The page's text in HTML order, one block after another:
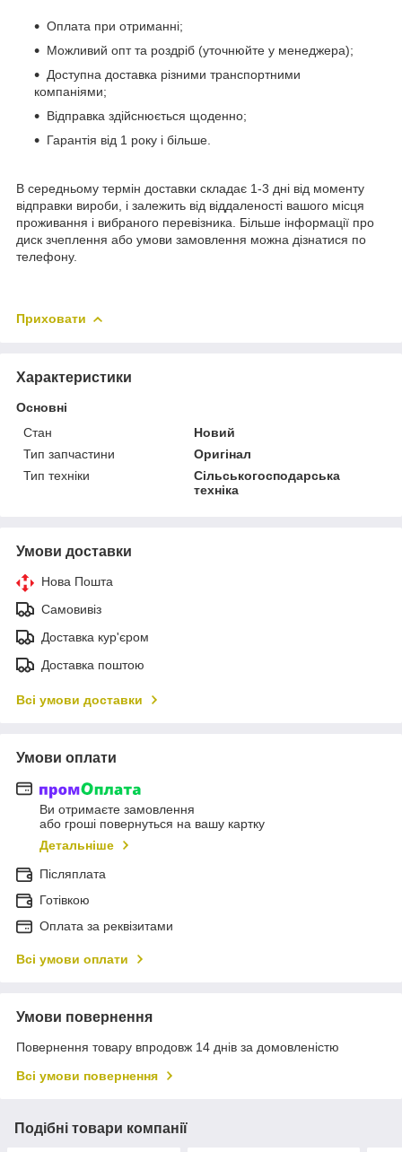
Оплата при отриманні;
Можливий опт та роздріб (уточнюйте у менеджера);
Доступна доставка різними транспортними
компаніями;
Відправка здійснюється щоденно;
Гарантія від 1 року і більше.
В середньому термін доставки складає 1-3 дні від моменту
відправки вироби, і залежить від віддаленості вашого місця
проживання і вибраного перевізника. Більше інформації про
диск зчеплення або умови замовлення можна дізнатися по
телефону.
Приховати
Характеристики
Основні
Стан
Новий
Тип запчастини
Оригінал
Тип техніки
Сільськогосподарська
техніка
Умови доставки
Нова Пошта
Самовивіз
Доставка кур'єром
Доставка поштою
Всі умови доставки
Умови оплати
Ви отримаєте замовлення
або гроші повернуться на вашу картку
Детальніше
Післяплата
Готівкою
Оплата за реквізитами
Всі умови оплати
Умови повернення
Повернення товару впродовж 14 днів за домовленістю
Всі умови повернення
Подібні товари компанії